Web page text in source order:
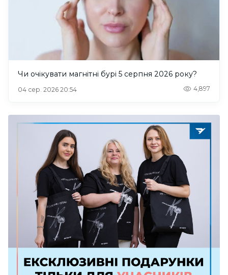
Чи очікувати магнітні бурі 5 серпня 2026 року?
04 сер. 2026 20:54 4,897